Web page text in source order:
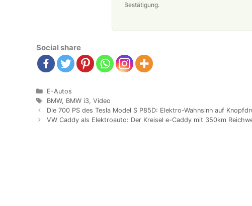
Bestätigung.
Social share
Kategorien
E-Autos
Schlagwörter
BMW, BMW i3, Video
Beitrags-
Navigation
Die 700 PS des Tesla Model S P85D: Elektro-Wahnsinn auf
VW Caddy als Elektroauto: Der Kreisel e-Caddy mit 350km